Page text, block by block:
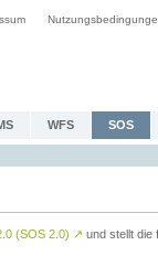
WFS SOS
(SOS 2.0) ↗ und stellt die